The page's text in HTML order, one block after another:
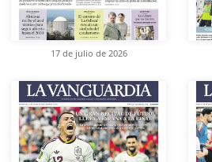
17 de julio de 2026